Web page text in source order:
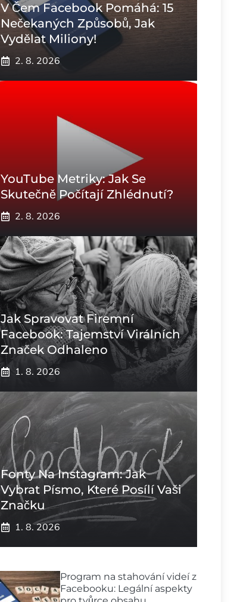
V Čem Facebook Pomáhá: 15
Nečekaných Způsobů, Jak
Vydělat Miliony!
2. 8. 2026
YouTube Metriky: Jak Se
Skutečně Počítají Zhlédnutí?
2. 8. 2026
Jak Spravovat Firemní
Facebook: Tajemství Virálních
Značek Odhaleno
1. 8. 2026
Fonty Na Instagram: Jak
Vybrat Písmo, Které Posílí Vaši
Značku
1. 8. 2026
Program na stahování videí z
Facebooku: Legální aspekty